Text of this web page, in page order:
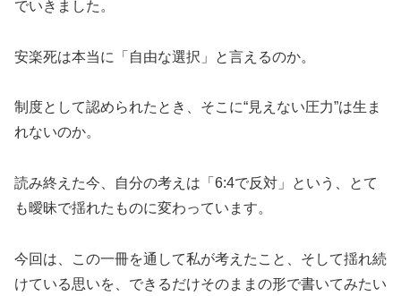
でいきました。
安楽死は本当に「自由な選択」と言えるのか。
制度として認められたとき、そこに“見えない圧力”は生ま
れないのか。
読み終えた今、自分の考えは「6:4で反対」という、とて
も曖昧で揺れたものに変わっています。
今回は、この一冊を通して私が考えたこと、そして揺れ続
けている思いを、できるだけそのままの形で書いてみたい